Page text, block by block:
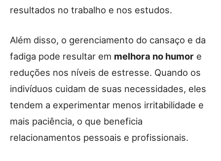
resultados no trabalho e nos estudos.
Além disso, o gerenciamento do cansaço e da
fadiga pode resultar em melhora no humor e
reduções nos níveis de estresse. Quando os
indivíduos cuidam de suas necessidades, eles
tendem a experimentar menos irritabilidade e
mais paciência, o que beneficia
relacionamentos pessoais e profissionais.